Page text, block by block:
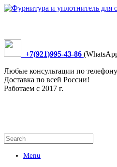
+7(921)995-43-86
Любые консультации по
Доставка по всей России!
Работаем с 2017 г.
Menu